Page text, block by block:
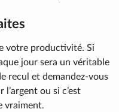
votre productivité. Si
jour sera un véritable
recul et demandez-vous
ou si c’est
vraiment.